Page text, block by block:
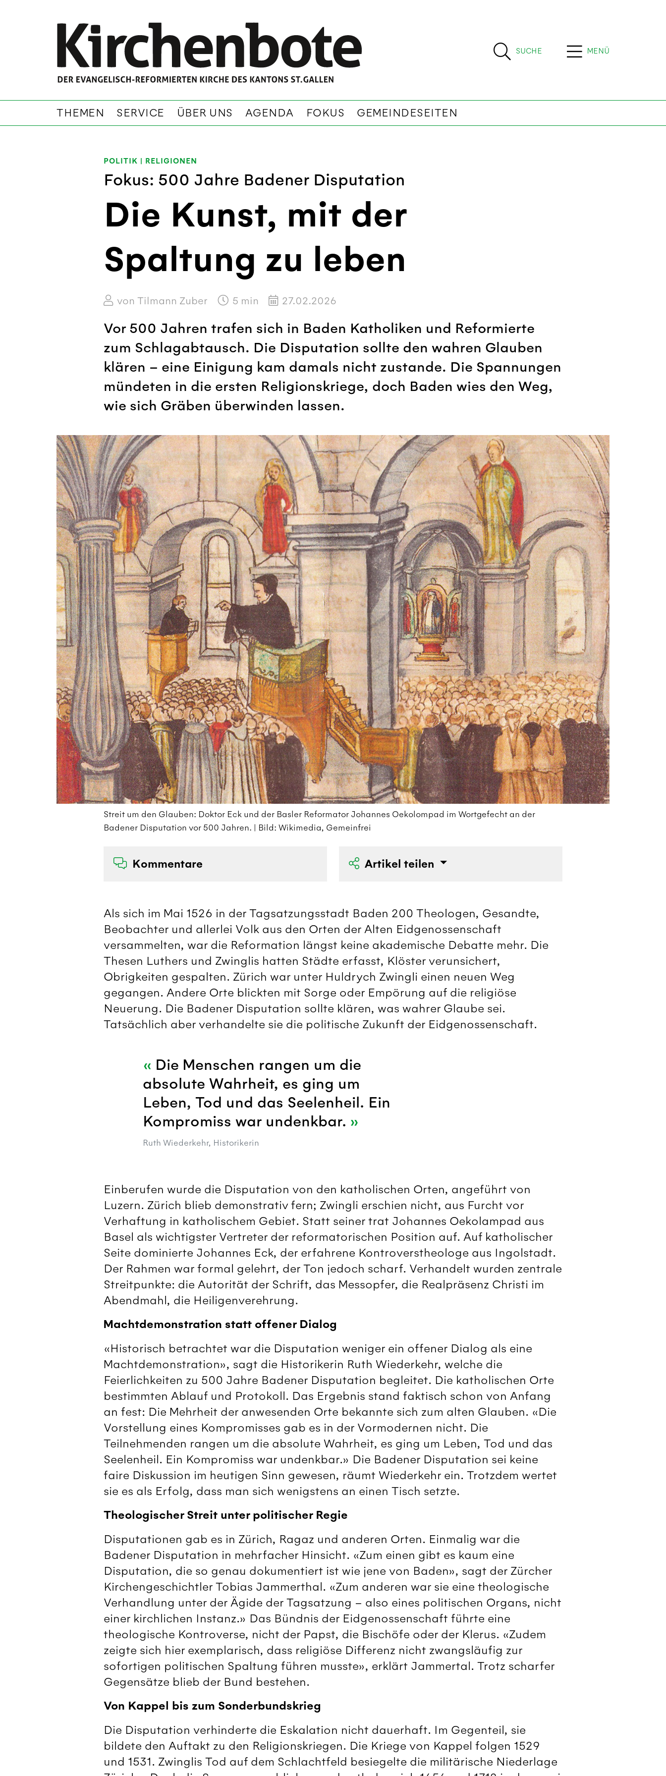
SUCHE MENÜ
THEMEN SERVICE ÜBER UNS AGENDA FOKUS GEMEINDESEITEN
POLITIK RELIGIONEN
Fokus: 500 Jahre Badener Disputation
Die Kunst, mit der
Spaltung zu leben
von Tilmann Zuber 5 min 27.02.2026
Vor 500 Jahren trafen sich in Baden Katholiken und Reformierte
zum Schlagabtausch. Die Disputation sollte den wahren Glauben
klären – eine Einigung kam damals nicht zustande. Die Spannungen
mündeten in die ersten Religionskriege, doch Baden wies den Weg,
wie sich Gräben überwinden lassen.
Streit um den Glauben: Doktor Eck und der Basler Reformator Johannes Oekolompad im Wortgefecht an der
Badener Disputation vor 500 Jahren. | Bild: Wikimedia, Gemeinfrei
Kommentare Artikel teilen
Als sich im Mai 1526 in der Tagsatzungsstadt Baden 200 Theologen, Gesandte,
Beobachter und allerlei Volk aus den Orten der Alten Eidgenossenschaft
versammelten, war die Reformation längst keine akademische Debatte mehr. Die
Thesen Luthers und Zwinglis hatten Städte erfasst, Klöster verunsichert,
Obrigkeiten gespalten. Zürich war unter Huldrych Zwingli einen neuen Weg
gegangen. Andere Orte blickten mit Sorge oder Empörung auf die religiöse
Neuerung. Die Badener Disputation sollte klären, was wahrer Glaube sei.
Tatsächlich aber verhandelte sie die politische Zukunft der Eidgenossenschaft.
Die Menschen rangen um die
absolute Wahrheit, es ging um
Leben, Tod und das Seelenheil. Ein
Kompromiss war undenkbar.
Ruth Wiederkehr, Historikerin
Einberufen wurde die Disputation von den katholischen Orten, angeführt von
Luzern. Zürich blieb demonstrativ fern; Zwingli erschien nicht, aus Furcht vor
Verhaftung in katholischem Gebiet. Statt seiner trat Johannes Oekolampad aus
Basel als wichtigster Vertreter der reformatorischen Position auf. Auf katholischer
Seite dominierte Johannes Eck, der erfahrene Kontroverstheologe aus Ingolstadt.
Der Rahmen war formal gelehrt, der Ton jedoch scharf. Verhandelt wurden zentrale
Streitpunkte: die Autorität der Schrift, das Messopfer, die Realpräsenz Christi im
Abendmahl, die Heiligenverehrung.
Machtdemonstration statt offener Dialog
«Historisch betrachtet war die Disputation weniger ein offener Dialog als eine
Machtdemonstration», sagt die Historikerin Ruth Wiederkehr, welche die
Feierlichkeiten zu 500 Jahre Badener Disputation begleitet. Die katholischen Orte
bestimmten Ablauf und Protokoll. Das Ergebnis stand faktisch schon von Anfang
an fest: Die Mehrheit der anwesenden Orte bekannte sich zum alten Glauben. «Die
Vorstellung eines Kompromisses gab es in der Vormodernen nicht. Die
Teilnehmenden rangen um die absolute Wahrheit, es ging um Leben, Tod und das
Seelenheil. Ein Kompromiss war undenkbar.» Die Badener Disputation sei keine
faire Diskussion im heutigen Sinn gewesen, räumt Wiederkehr ein. Trotzdem wertet
sie es als Erfolg, dass man sich wenigstens an einen Tisch setzte.
Theologischer Streit unter politischer Regie
Disputationen gab es in Zürich, Ragaz und anderen Orten. Einmalig war die
Badener Disputation in mehrfacher Hinsicht. «Zum einen gibt es kaum eine
Disputation, die so genau dokumentiert ist wie jene von Baden», sagt der Zürcher
Kirchengeschichtler Tobias Jammerthal. «Zum anderen war sie eine theologische
Verhandlung unter der Ägide der Tagsatzung – also eines politischen Organs, nicht
einer kirchlichen Instanz.» Das Bündnis der Eidgenossenschaft führte eine
theologische Kontroverse, nicht der Papst, die Bischöfe oder der Klerus. «Zudem
zeigte sich hier exemplarisch, dass religiöse Differenz nicht zwangsläufig zur
sofortigen politischen Spaltung führen musste», erklärt Jammertal. Trotz scharfer
Gegensätze blieb der Bund bestehen.
Von Kappel bis zum Sonderbundskrieg
Die Disputation verhinderte die Eskalation nicht dauerhaft. Im Gegenteil, sie
bildete den Auftakt zu den Religionskriegen. Die Kriege von Kappel folgen 1529
und 1531. Zwinglis Tod auf dem Schlachtfeld besiegelte die militärische Niederlage